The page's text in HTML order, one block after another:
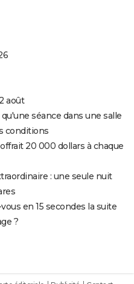
août
séance dans une salle
conditions
20 000 dollars à chaque
: une seule nuit
en 15 secondes la suite
?